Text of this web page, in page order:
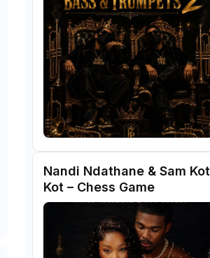
Nandi Ndathane & Sam Kot
Kot – Chess Game